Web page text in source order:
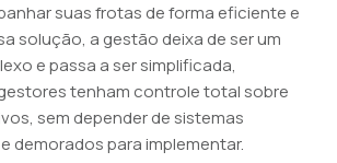
suas frotas de forma eficiente e
solução, a gestão deixa de ser um
e passa a ser simplificada,
tenham controle total sobre
sem depender de sistemas
demorados para implementar.